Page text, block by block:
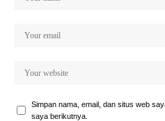
Simpan nama, email, dan situs web
saya berikutnya.